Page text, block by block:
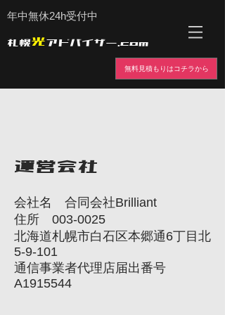
年中無休24h受付中
札幌光アドバイザー.com
無料見積もりはコチラから
​運営会社
会社名 合同会社Brilliant
住所 003-0025
北海道札幌市白石区本郷通6丁目北
5-9-101
​通信事業者代理店届出番号
A1915544